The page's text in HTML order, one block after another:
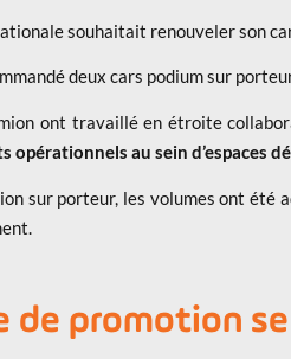
souhaitait renouveler son
deux cars podium sur
ont travaillé en étroite
au sein d’espaces
sur porteur, les volumes ont été
de promotion